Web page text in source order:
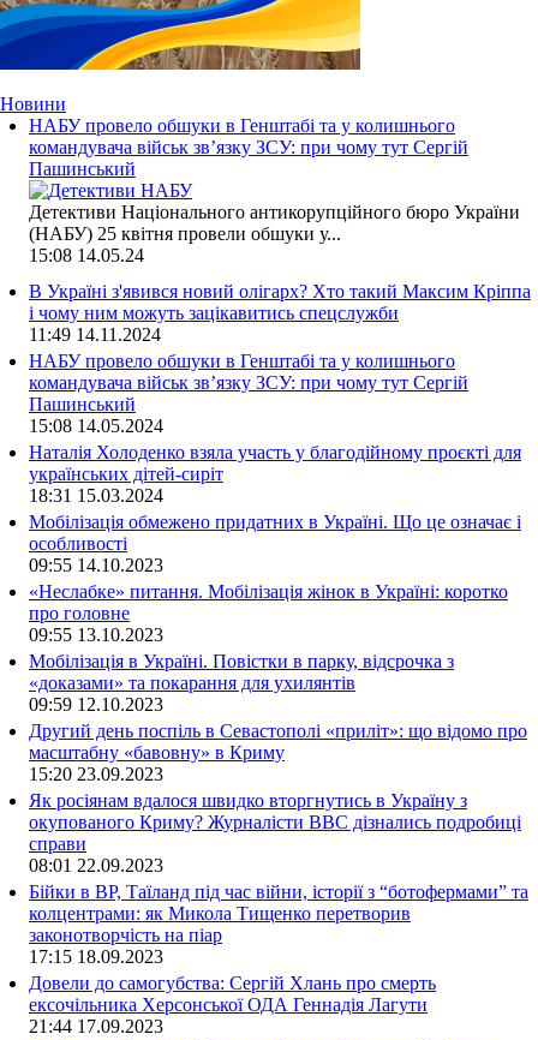
Новини
НАБУ провело обшуки в Генштабі та у колишнього
командувача військ зв’язку ЗСУ: при чому тут Сергій
Пашинський
Детективи Національного антикорупційного бюро України
(НАБУ) 25 квітня провели обшуки у...
15:08 14.05.24
В Україні з'явився новий олігарх? Хто такий Максим Кріппа
і чому ним можуть зацікавитись спецслужби
11:49 14.11.2024
НАБУ провело обшуки в Генштабі та у колишнього
командувача військ зв’язку ЗСУ: при чому тут Сергій
Пашинський
15:08 14.05.2024
Наталія Холоденко взяла участь у благодійному проєкті для
українських дітей-сиріт
18:31 15.03.2024
Мобілізація обмежено придатних в Україні. Що це означає і
особливості
09:55 14.10.2023
«Неслабке» питання. Мобілізація жінок в Україні: коротко
про головне
09:55 13.10.2023
Мобілізація в Україні. Повістки в парку, відсрочка з
«доказами» та покарання для ухилянтів
09:59 12.10.2023
Другий день поспіль в Севастополі «приліт»: що відомо про
масштабну «бавовну» в Криму
15:20 23.09.2023
Як росіянам вдалося швидко вторгнутись в Україну з
окупованого Криму? Журналісти ВВС дізнались подробиці
справи
08:01 22.09.2023
Бійки в ВР, Таїланд під час війни, історії з “ботофермами” та
колцентрами: як Микола Тищенко перетворив
законотворчість на піар
17:15 18.09.2023
Довели до самогубства: Сергій Хлань про смерть
ексочільника Херсонської ОДА Геннадія Лагути
21:44 17.09.2023